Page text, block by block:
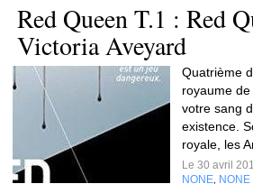
Red Queen T.1 : Red
Victoria Aveyard
Quatrième
royaume
votre sang
existence.
royale, les
Le 30 avril
NONE NONE